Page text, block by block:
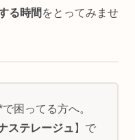
る時間 をとってみませ
困ってる方へ。
ステレージュ 】で